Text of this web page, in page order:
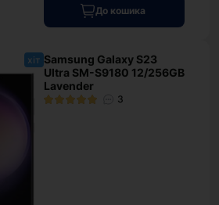
До кошика
хіт Samsung Galaxy S23
Ultra SM-S9180 12/256GB
Lavender
3